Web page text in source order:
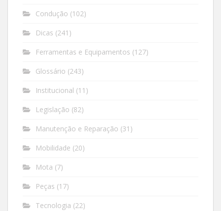
Condução (102)
Dicas (241)
Ferramentas e Equipamentos (127)
Glossário (243)
Institucional (11)
Legislação (82)
Manutenção e Reparação (31)
Mobilidade (20)
Mota (7)
Peças (17)
Tecnologia (22)